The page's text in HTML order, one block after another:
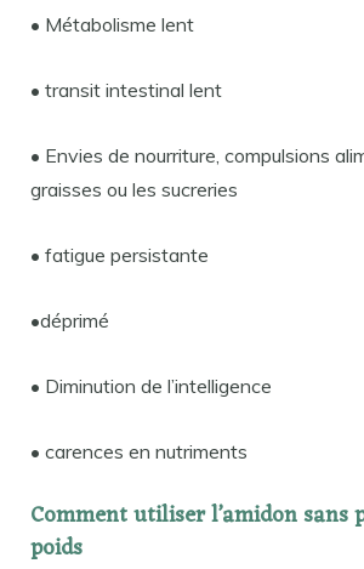
• Métabolisme lent
• transit intestinal lent
• Envies de nourriture, compulsions
graisses ou les sucreries
• fatigue persistante
•déprimé
• Diminution de l’intelligence
• carences en nutriments
Comment utiliser l’amidonsans
poids